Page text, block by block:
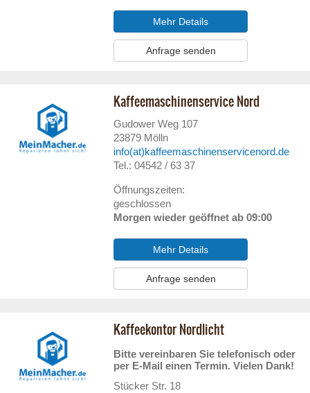
Mehr Details
Anfrage senden
Kaffeemaschinenservice Nord
Gudower Weg 107
23879 Mölln
info(at)kaffeemaschinenservicenord.de
Tel.: 04542 / 63 37
Öffnungszeiten:
geschlossen
Morgen wieder geöffnet ab 09:00
Mehr Details
Anfrage senden
Kaffeekontor Nordlicht
Bitte vereinbaren Sie telefonisch oder
per E-Mail einen Termin. Vielen Dank!
Stücker Str. 18